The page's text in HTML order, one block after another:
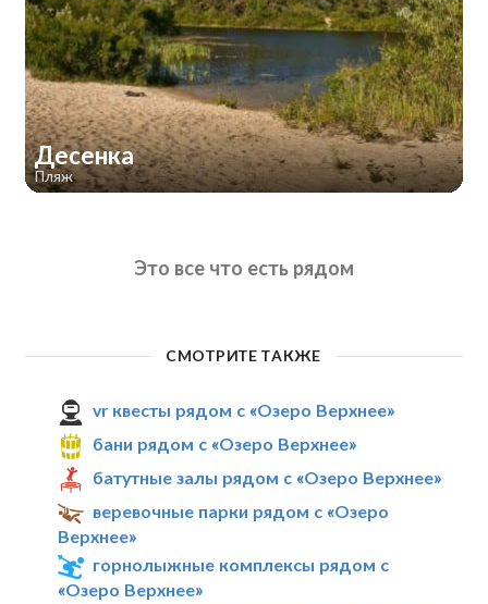
Десенка
Пляж
Это все что есть рядом
СМОТРИТЕ ТАКЖЕ
vr квесты рядом с «Озеро Верхнее»
бани рядом с «Озеро Верхнее»
батутные залы рядом с «Озеро Верхнее»
веревочные парки рядом с «Озеро
Верхнее»
горнолыжные комплексы рядом с
«Озеро Верхнее»